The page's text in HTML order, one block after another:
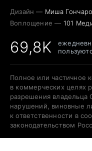
Дизайн — Миша
Воплощение — 101
69,8K
Полное или частичное
в коммерческих целях
разрешения владельца
нарушений, виновные
к ответственности в
законодательством